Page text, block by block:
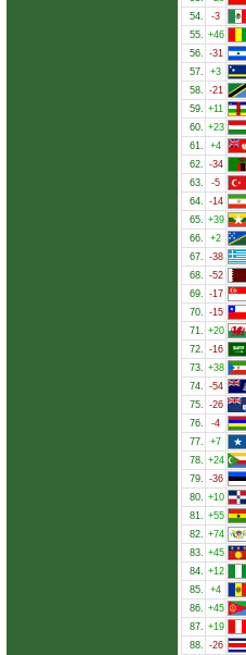
54.
-3
55. +46
56. -31
57.
+3
58. -21
59. +11
60. +23
61.
+4
62. -34
63.
-5
64. -14
65. +39
66.
+2
67. -38
68. -52
69. -17
70. -15
71. +20
72. -16
73. +38
74. -54
75. -26
76.
-4
77.
+7
78. +24
79. -36
80. +10
81. +55
82. +74
83. +45
84. +12
85.
+4
86. +45
87. +19
88. -26